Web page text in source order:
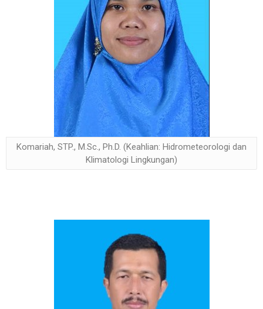
Komariah, STP., M.Sc., Ph.D. (Keahlian: Hidrometeorologi dan
Klimatologi Lingkungan)